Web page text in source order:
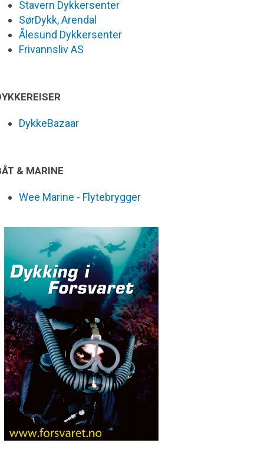
Stavern Dykkersenter
SørDykk, Arendal
Ålesund Dykkersenter
Frivannsliv AS
DykkeBazaar
& MARINE
Wee Marine - Flytebrygger